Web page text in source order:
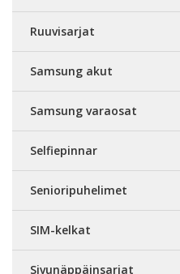
Ruuvisarjat
Samsung akut
Samsung varaosat
Selfiepinnar
Senioripuhelimet
SIM-kelkat
Sivunäppäinsarjat